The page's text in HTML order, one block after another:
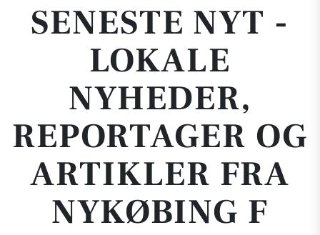
SENESTE NYT -
LOKALE
NYHEDER,
REPORTAGER OG
ARTIKLER FRA
NYKØBING F